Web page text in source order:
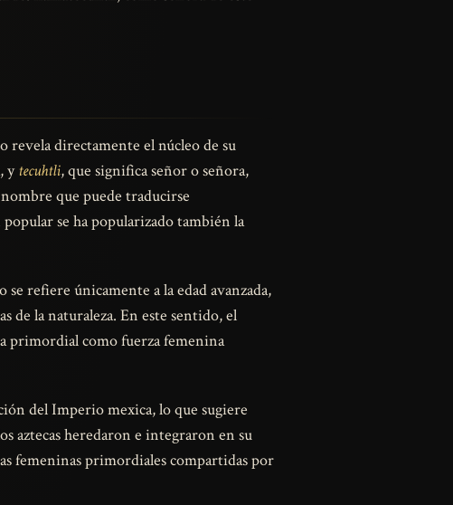
revela directamente el núcleo de su
ytecuhtli, que significa señor o señora,
que puede traducirse
se ha popularizado también la
se refiere únicamente a la edad avanzada,
de la naturaleza. En este sentido, el
primordial como fuerza femenina
del Imperio mexica, lo que sugiere
aztecas heredaron e integraron en su
femeninas primordiales compartidas por